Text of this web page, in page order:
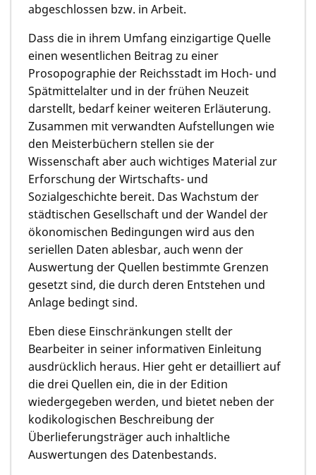
abgeschlossen bzw. in Arbeit.
Dass die in ihrem Umfang einzigartige Quelle
einen wesentlichen Beitrag zu einer
Prosopographie der Reichsstadt im Hoch- und
Spätmittelalter und in der frühen Neuzeit
darstellt, bedarf keiner weiteren Erläuterung.
Zusammen mit verwandten Aufstellungen wie
den Meisterbüchern stellen sie der
Wissenschaft aber auch wichtiges Material zur
Erforschung der Wirtschafts- und
Sozialgeschichte bereit. Das Wachstum der
städtischen Gesellschaft und der Wandel der
ökonomischen Bedingungen wird aus den
seriellen Daten ablesbar, auch wenn der
Auswertung der Quellen bestimmte Grenzen
gesetzt sind, die durch deren Entstehen und
Anlage bedingt sind.
Eben diese Einschränkungen stellt der
Bearbeiter in seiner informativen Einleitung
ausdrücklich heraus. Hier geht er detailliert auf
die drei Quellen ein, die in der Edition
wiedergegeben werden, und bietet neben der
kodikologischen Beschreibung der
Überlieferungsträger auch inhaltliche
Auswertungen des Datenbestands.